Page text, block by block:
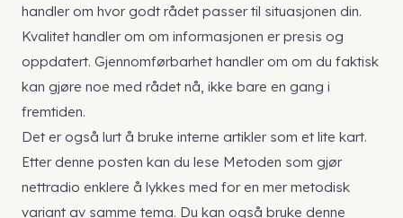
handler om hvor godt rådet passer til situasjonen din.
Kvalitet handler om om informasjonen er presis og
oppdatert. Gjennomførbarhet handler om om du faktisk
kan gjøre noe med rådet nå, ikke bare en gang i
fremtiden.
Det er også lurt å bruke interne artikler som et lite kart.
Etter denne posten kan du lese Metoden som gjør
nettradio enklere å lykkes med for en mer metodisk
variant av samme tema. Du kan også bruke denne